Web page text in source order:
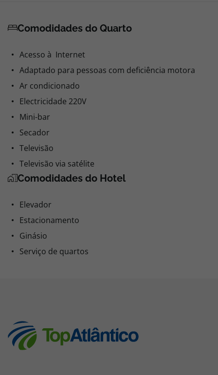
Comodidades do Quarto
Acesso à Internet
Adaptado para pessoas com deficiência motora
Ar condicionado
Electricidade 220V
Mini-bar
Secador
Televisão
Televisão via satélite
Comodidades do Hotel
Elevador
Estacionamento
Ginásio
Serviço de quartos